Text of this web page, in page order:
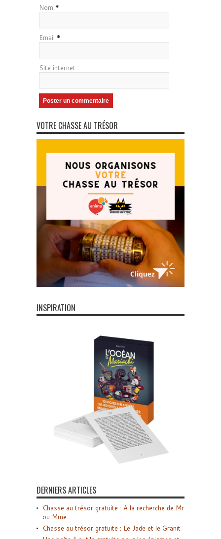
Nom *
Email *
Site internet
VOTRE CHASSE AU TRÉSOR
INSPIRATION
DERNIERS ARTICLES
Chasse au trésor gratuite : A la recherche de Mr
ou Mme
Chasse au trésor gratuite : Le Jade et le Granit